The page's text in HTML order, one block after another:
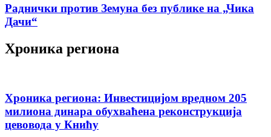
Раднички против Земуна без публике на „Чика
Дачи“
Хроника региона
Хроника региона: Инвестицијом вредном 205
милиона динара обухваћена реконструкција
цевовода у Книћу